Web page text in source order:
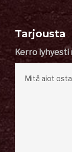
Tarjousta
Kerro lyhyesti